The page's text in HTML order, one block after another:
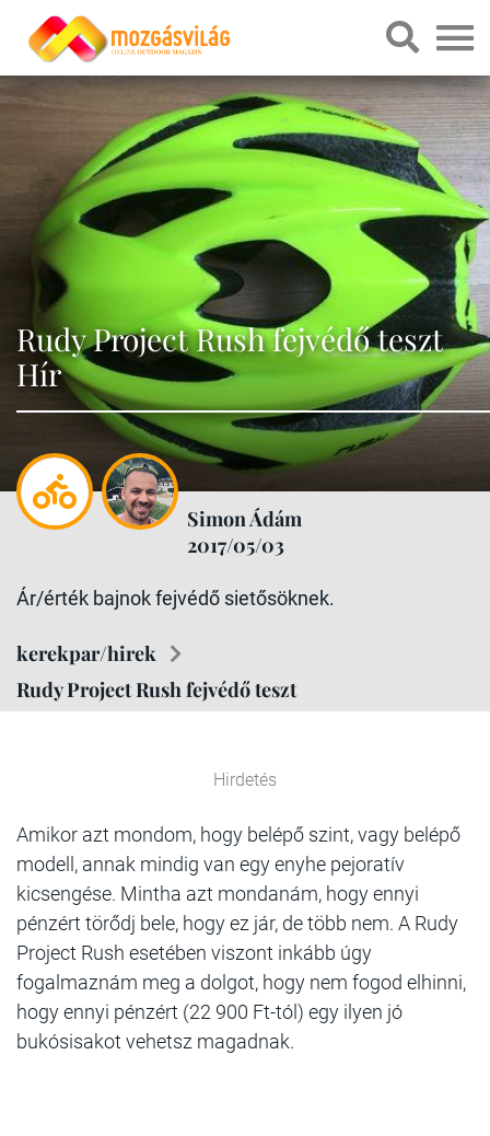
Rudy Project Rush fejvédő teszt
Hír
Simon Ádám
2017/05/03
Ár/érték bajnok fejvédő sietősöknek.
kerekpar/hirek
Rudy Project Rush fejvédő teszt
Hirdetés
Amikor azt mondom, hogy belépő szint, vagy belépő
modell, annak mindig van egy enyhe pejoratív
kicsengése. Mintha azt mondanám, hogy ennyi
pénzért törődj bele, hogy ez jár, de több nem. A Rudy
Project Rush esetében viszont inkább úgy
fogalmaznám meg a dolgot, hogy nem fogod elhinni,
hogy ennyi pénzért (22 900 Ft-tól) egy ilyen jó
bukósisakot vehetsz magadnak.